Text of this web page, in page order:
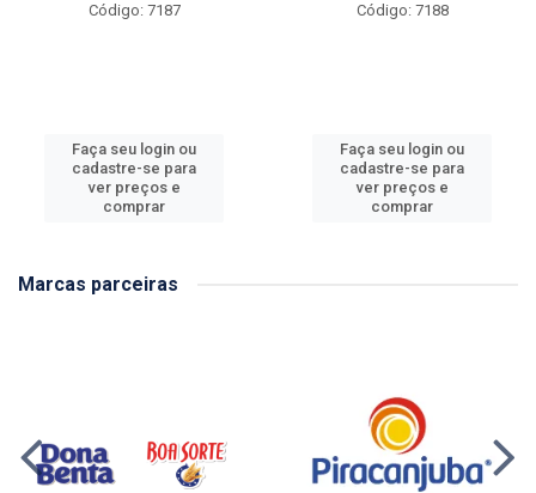
Código: 7187
Faça seu login ou
cadastre-se para
ver preços e
comprar
Código: 7188
Faça seu login ou
cadastre-se para
ver preços e
comprar
Marcas parceiras